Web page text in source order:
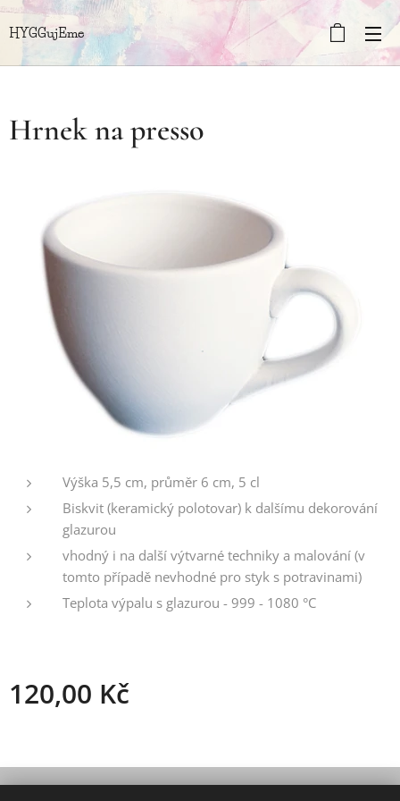
HYGGujEme
Hrnek na presso
Výška 5,5 cm, průměr 6 cm, 5 cl
Biskvit (keramický polotovar) k dalšímu dekorování
glazurou
vhodný i na další výtvarné techniky a malování (v
tomto případě nevhodné pro styk s potravinami)
Teplota výpalu s glazurou - 999 - 1080 °C
120,00 Kč